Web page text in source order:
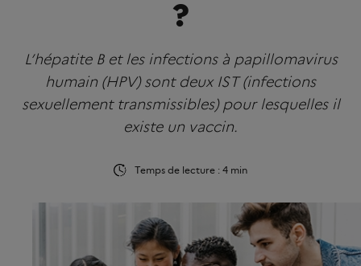
?
L’hépatite B et les infections à papillomavirus
humain (HPV) sont deux IST (infections
sexuellement transmissibles) pour lesquelles il
existe un vaccin.
Temps de lecture : 4 min